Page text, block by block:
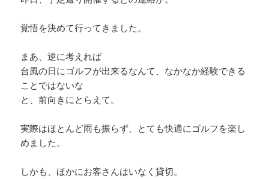
覚悟を決めて行ってきました。
まあ、逆に考えれば
台風の日にゴルフが出来るなんて、なかなか経験できる
ことではないな
と、前向きにとらえて。
実際はほとんど雨も振らず、とても快適にゴルフを楽し
めました。
しかも、ほかにお客さんはいなく貸切。